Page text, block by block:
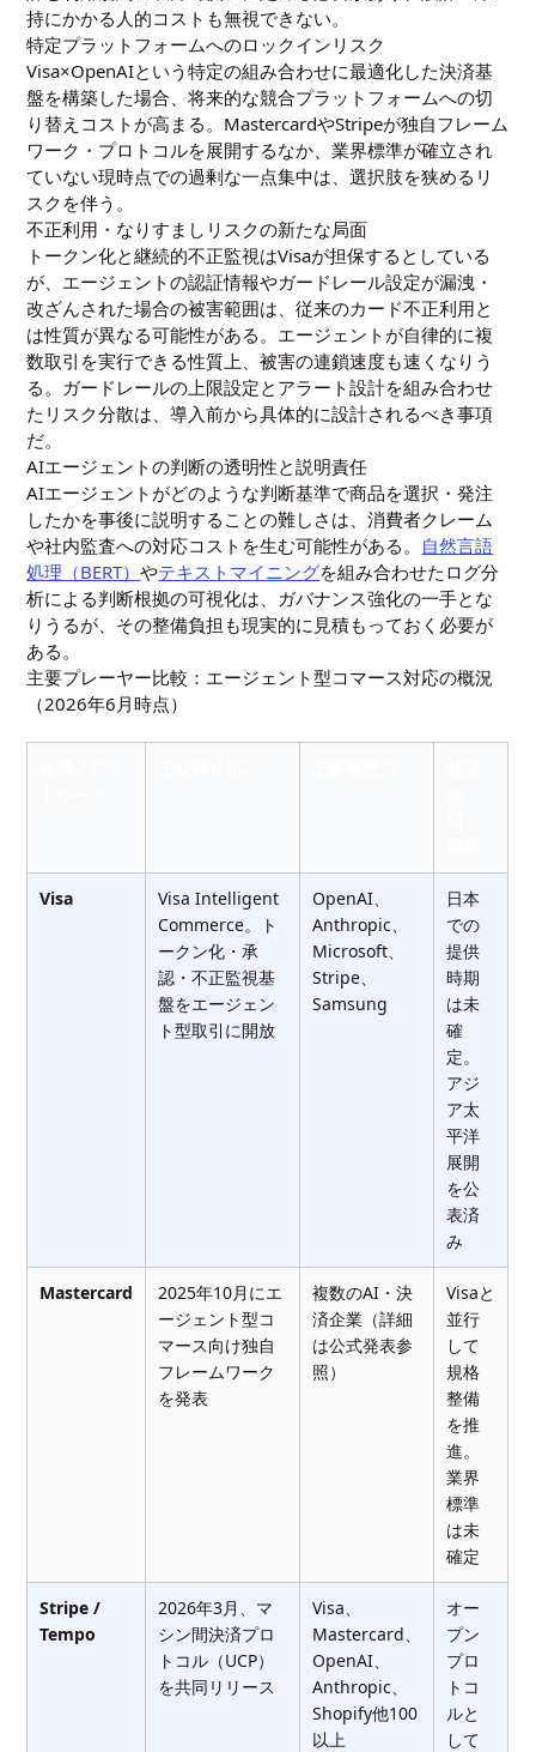
持にかかる人的コストも無視できない。
特定プラットフォームへのロックインリスク
Visa×OpenAIという特定の組み合わせに最適化した決済基
盤を構築した場合、将来的な競合プラットフォームへの切
り替えコストが高まる。MastercardやStripeが独自フレーム
ワーク・プロトコルを展開するなか、業界標準が確立され
ていない現時点での過剰な一点集中は、選択肢を狭めるリ
スクを伴う。
不正利用・なりすましリスクの新たな局面
トークン化と継続的不正監視はVisaが担保するとしている
が、エージェントの認証情報やガードレール設定が漏洩・
改ざんされた場合の被害範囲は、従来のカード不正利用と
は性質が異なる可能性がある。エージェントが自律的に複
数取引を実行できる性質上、被害の連鎖速度も速くなりう
る。ガードレールの上限設定とアラート設計を組み合わせ
たリスク分散は、導入前から具体的に設計されるべき事項
だ。
AIエージェントの判断の透明性と説明責任
AIエージェントがどのような判断基準で商品を選択・発注
したかを事後に説明することの難しさは、消費者クレーム
や社内監査への対応コストを生む可能性がある。 自然言語
処理（BERT）やテキストマイニングを組み合わせたログ分
析による判断根拠の可視化は、ガバナンス強化の一手とな
りうるが、その整備負担も現実的に見積もっておく必要が
ある。
主要プレーヤー比較：エージェント型コマース対応の概況
（2026年6月時点）
Visa
Visa Intelligent
Commerce。ト
ークン化・承
認・不正監視基
盤をエージェン
ト型取引に開放
OpenAI、
Anthropic、
Microsoft、
Stripe、
Samsung
日本
での
提供
時期
は未
確
定。
アジ
ア太
平洋
展開
を公
表済
み
Mastercard
2025年10月にエ
ージェント型コ
マース向け独自
フレームワーク
を発表
複数のAI・決
済企業（詳細
は公式発表参
照）
Visaと
並行
して
規格
整備
を推
進。
業界
標準
は未
確定
Stripe /
Tempo
2026年3月、マ
シン間決済プロ
トコル（UCP）
を共同リリース
Visa、
Mastercard、
OpenAI、
Anthropic、
Shopify他100
以上
オー
プン
プロ
トコ
ルと
して